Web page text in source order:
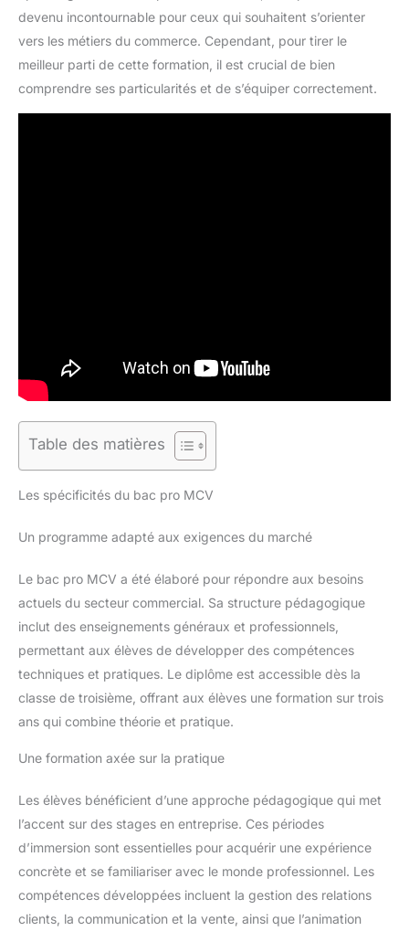
devenu incontournable pour ceux qui souhaitent s’orienter
vers les métiers du commerce. Cependant, pour tirer le
meilleur parti de cette formation, il est crucial de bien
comprendre ses particularités et de s’équiper correctement.
Table des matières
Les spécificités du bac pro MCV
Un programme adapté aux exigences du marché
Le bac pro MCV a été élaboré pour répondre aux besoins
actuels du secteur commercial. Sa structure pédagogique
inclut des enseignements généraux et professionnels,
permettant aux élèves de développer des compétences
techniques et pratiques. Le diplôme est accessible dès la
classe de troisième, offrant aux élèves une formation sur trois
ans qui combine théorie et pratique.
Une formation axée sur la pratique
Les élèves bénéficient d’une approche pédagogique qui met
l’accent sur des stages en entreprise. Ces périodes
d’immersion sont essentielles pour acquérir une expérience
concrète et se familiariser avec le monde professionnel. Les
compétences développées incluent la gestion des relations
clients, la communication et la vente, ainsi que l’animation